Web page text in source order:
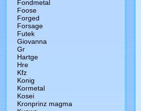
Fondmetal
Foose
Forged
Forsage
Futek
Giovanna
Gr
Hartge
Hre
Kfz
Konig
Kormetal
Kosei
Kronprinz magma